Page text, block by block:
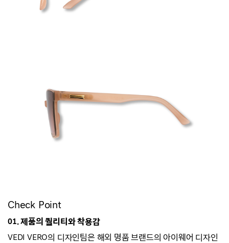
Check Point
01. 제품의 퀄리티와 착용감
VEDI VERO의 디자인팀은 해외 명품 브랜드의 아이웨어 디자인